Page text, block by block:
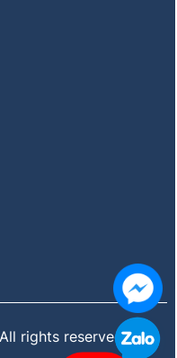
rights reserved